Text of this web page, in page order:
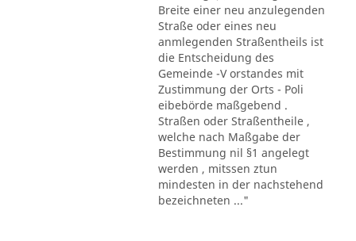
Breite einer neu anzulegenden
Straße oder eines neu
anmlegenden Straßentheils ist
die Entscheidung des
Gemeinde -V orstandes mit
Zustimmung der Orts - Poli
eibebörde maßgebend .
Straßen oder Straßentheile ,
welche nach Maßgabe der
Bestimmung nil §1 angelegt
werden , mitssen ztun
mindesten in der nachstehend
bezeichneten ..."